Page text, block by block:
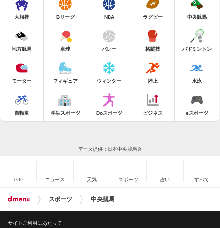
大相撲 Bリーグ NBA ラグビー 中央競馬
地方競馬 卓球 バレー 格闘技 バドミントン
モーター フィギュア ウィンター 陸上 水泳
自転車 学生スポーツ Doスポーツ ビジネス eスポーツ
データ提供：日本中央競馬会
TOP ニュース 天気 スポーツ 占い すべて
スポーツ 中央競馬
サイトご利用にあたって